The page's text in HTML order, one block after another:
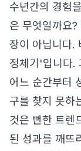
수년간의 경험
은 무엇일까요
장이 아닙니다.
정체기'입니다.
어느 순간부터
구를 찾지 못하
것은 뻔한 트렌
된 성과를 깨뜨